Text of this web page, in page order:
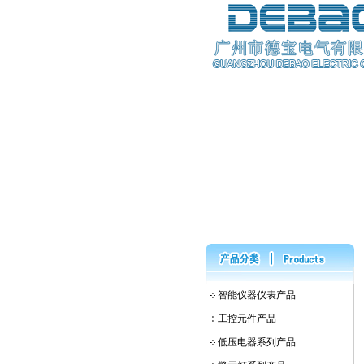
智能仪器仪表产品
工控元件产品
低压电器系列产品